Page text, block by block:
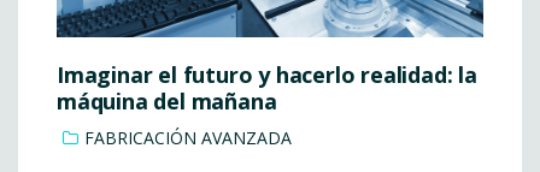
Imaginar el futuro y hacerlo realidad: la
máquina del mañana
FABRICACIÓN AVANZADA